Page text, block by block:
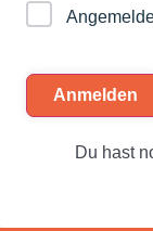
Anmelden
Du hast